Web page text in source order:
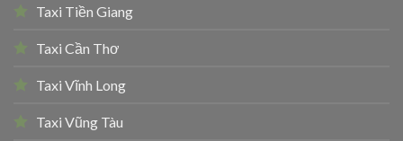
Taxi Tiền Giang
Taxi Cần Thơ
Taxi Vĩnh Long
Taxi Vũng Tàu